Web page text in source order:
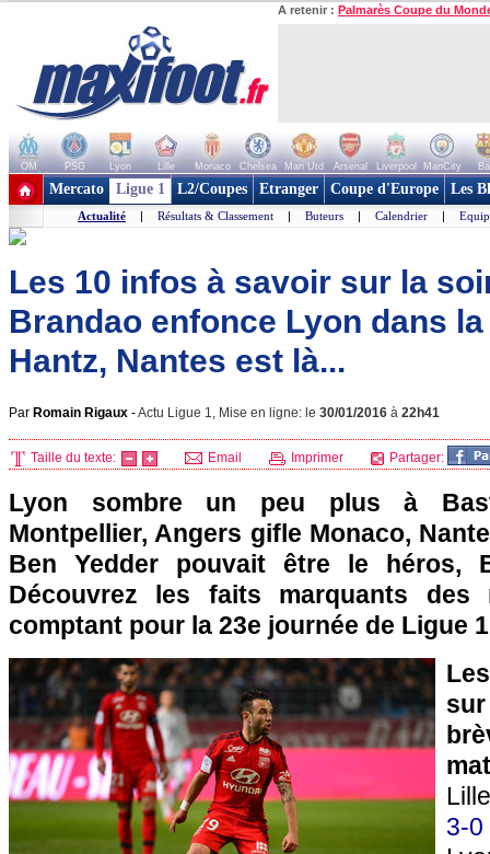
A retenir : Palmarès Coupe du
OM PSG Lyon Lille Monaco Chelsea Man Utd Arsenal Liverpool ManCity
+ de clubs
Mercato Ligue 1 L2/Coupes Etranger Coupe d'Europe Les
Actualité | Résultats & Classement | Buteurs | Calendrier |
Les 10 infos à savoir sur la
Brandao enfonce Lyon dans
Hantz, Nantes est là...
Par Romain Rigaux -Actu Ligue 1, Mise en ligne: le 30/01/2016 à 22h41
Taille du texte: Email Imprimer Partager:
Lyon sombre un peu plus à
Montpellier, Angers gifle Monaco,
Ben Yedder pouvait être le héros,
Découvrez les faits marquants des
comptant pour la 23e journée de Ligue
3-0